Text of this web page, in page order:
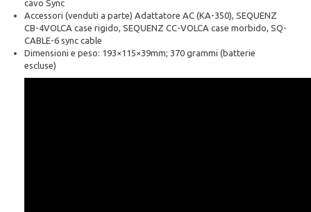
cavo Sync
Accessori (venduti a parte) Adattatore AC (KA-350), SEQUENZ
CB-4VOLCA case rigido, SEQUENZ CC-VOLCA case morbido, SQ-
CABLE-6 sync cable
Dimensioni e peso: 193×115×39mm; 370 grammi (batterie
escluse)